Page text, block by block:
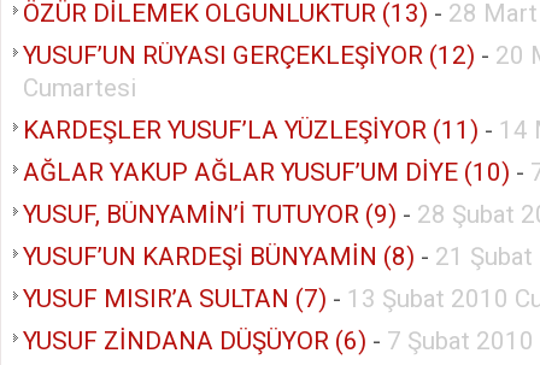
ÖZÜR DİLEMEK OLGUNLUKTUR (13) - 28
YUSUF’UN RÜYASI GERÇEKLEŞİYOR (12) - 20
Cumartesi
KARDEŞLER YUSUF’LA YÜZLEŞİYOR (11) - 14
AĞLAR YAKUP AĞLAR YUSUF’UM DİYE (10) -
YUSUF, BÜNYAMİN’İ TUTUYOR (9) - 28 Şubat
YUSUF’UN KARDEŞİ BÜNYAMİN (8) - 21
YUSUF MISIR’A SULTAN (7) - 13 Şubat 2010
YUSUF ZİNDANA DÜŞÜYOR (6) - 7 Şubat